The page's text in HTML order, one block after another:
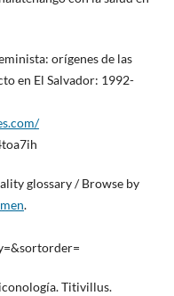
orígenes de las
en El Salvador: 1992-
glossary / Browse by
.
Titivillus.